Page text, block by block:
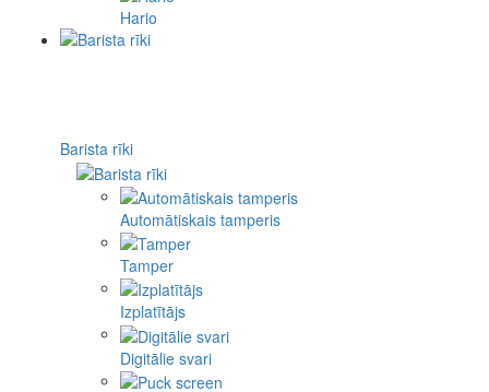
Hario
Barista rīki
Automātiskais tamperis
Tamper
Izplatītājs
Digitālie svari